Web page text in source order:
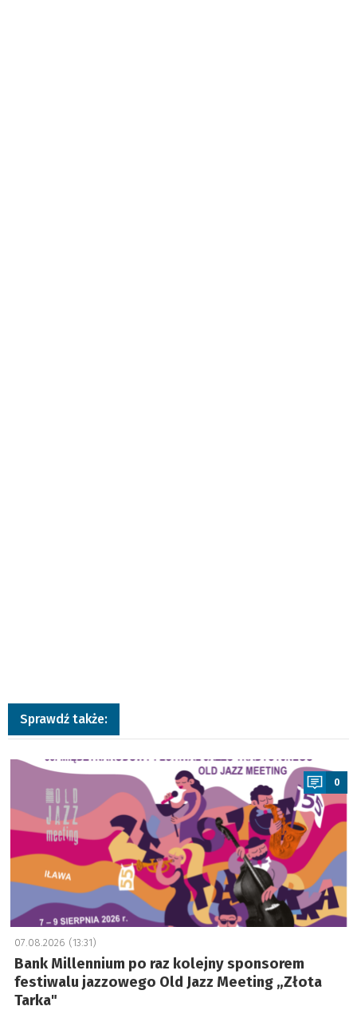
Sprawdź także:
a
0
07.08.2026 (13:31)
Bank Millennium po raz kolejny sponsorem
festiwalu jazzowego Old Jazz Meeting „Złota
Tarka"